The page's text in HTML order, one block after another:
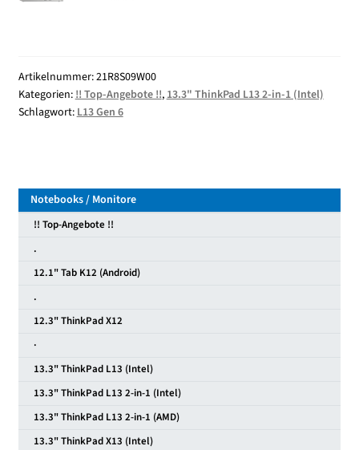
Artikelnummer:21R8S09W00
Kategorien:!! Top-Angebote !!,13.3" ThinkPad L13 2-in-1 (Intel)
Schlagwort:L13 Gen 6
Notebooks / Monitore
!! Top-Angebote !!
.
12.1" Tab K12 (Android)
.
12.3" ThinkPad X12
·
13.3" ThinkPad L13 (Intel)
13.3" ThinkPad L13 2-in-1 (Intel)
13.3" ThinkPad L13 2-in-1 (AMD)
13.3" ThinkPad X13 (Intel)